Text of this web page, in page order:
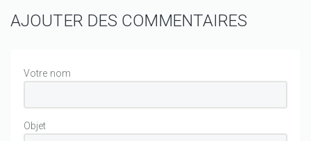
AJOUTER DES COMMENTAIRES
Votre nom
Objet